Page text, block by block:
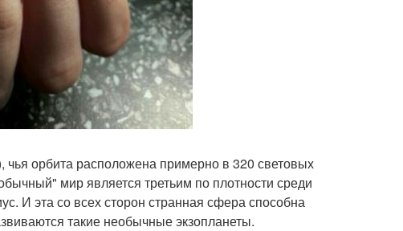
орбита расположена примерно в 320 световых
мир является третьим по плотности среди
И эта со всех сторон странная сфера способна
такие необычные экзопланеты.